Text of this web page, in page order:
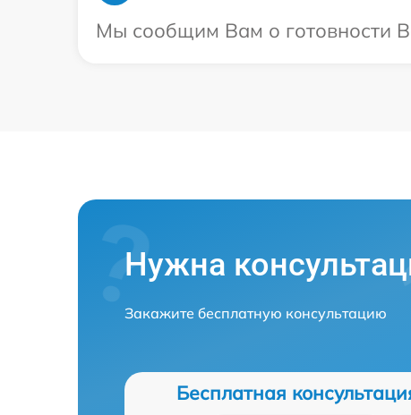
Мы сообщим Вам о готовности
Нужна
Закажите бесплатную консультацию
Бесплатная